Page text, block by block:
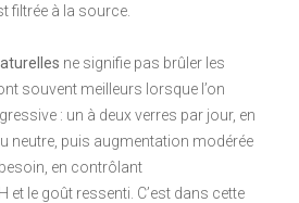
filtrée à la source.
ne signifie pas brûler les
souvent meilleurs lorsque l’on
: un à deux verres par jour, en
neutre, puis augmentation modérée
en contrôlant
et le goût ressenti. C’est dans cette